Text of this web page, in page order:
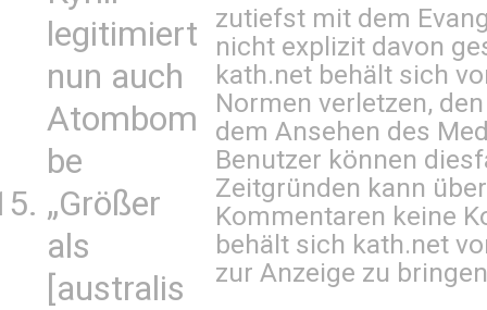
legitimiert
nun auch
Atombom
be
„Größer
als
[australis
zutiefst mit dem
nicht explizit davon
kath.net behält sich
Normen verletzen,
dem Ansehen des
Benutzer können
Zeitgründen kann
Kommentaren keine
behält sich kath.net
zur Anzeige zu